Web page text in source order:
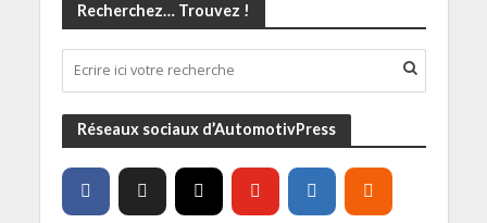
Recherchez… Trouvez !
Réseaux sociaux d’AutomotivPress